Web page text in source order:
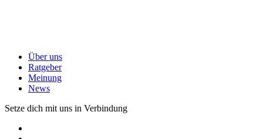
Über uns
Ratgeber
Meinung
News
Setze dich mit uns in Verbindung